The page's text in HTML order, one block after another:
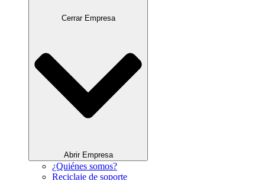
Cerrar Empresa
Abrir Empresa
¿Quiénes somos?
Reciclaje de soporte